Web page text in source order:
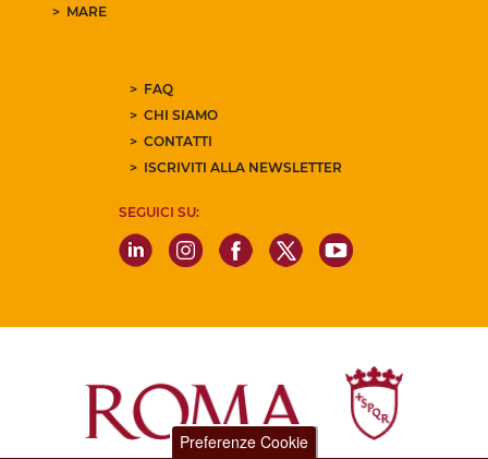
MARE
FAQ
CHI SIAMO
CONTATTI
ISCRIVITI ALLA NEWSLETTER
SEGUICI SU:
Preferenze Cookie